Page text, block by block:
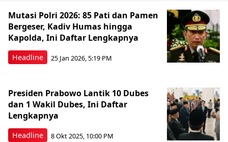
Headline
Mutasi Polri 2026: 85 Pati dan Pamen
Bergeser, Kadiv Humas hingga
Kapolda, Ini Daftar Lengkapnya
25 Jan 2026, 5:19 PM
Headline
Presiden Prabowo Lantik 10 Dubes
dan 1 Wakil Dubes, Ini Daftar
Lengkapnya
8 Okt 2025, 10:00 PM